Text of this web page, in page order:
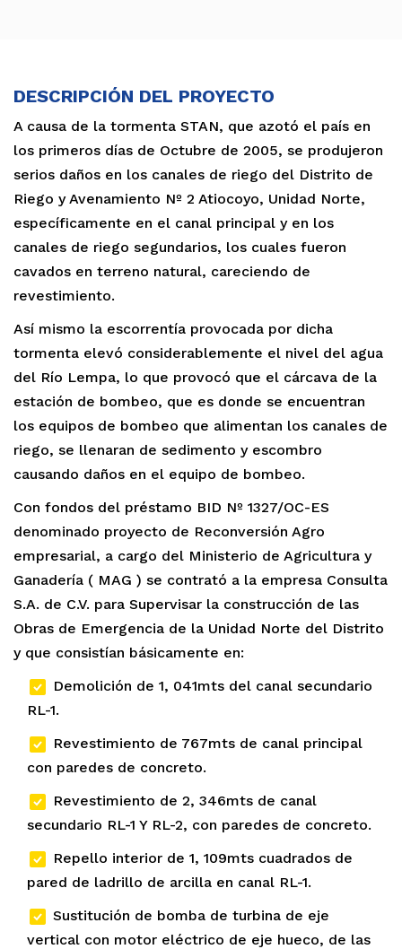
DESCRIPCIÓN DEL PROYECTO
A causa de la tormenta STAN, que azotó el país en
los primeros días de Octubre de 2005, se produjeron
serios daños en los canales de riego del Distrito de
Riego y Avenamiento Nº 2 Atiocoyo, Unidad Norte,
específicamente en el canal principal y en los
canales de riego segundarios, los cuales fueron
cavados en terreno natural, careciendo de
revestimiento.
Así mismo la escorrentía provocada por dicha
tormenta elevó considerablemente el nivel del agua
del Río Lempa, lo que provocó que el cárcava de la
estación de bombeo, que es donde se encuentran
los equipos de bombeo que alimentan los canales de
riego, se llenaran de sedimento y escombro
causando daños en el equipo de bombeo.
Con fondos del préstamo BID Nº 1327/OC-ES
denominado proyecto de Reconversión Agro
empresarial, a cargo del Ministerio de Agricultura y
Ganadería ( MAG ) se contrató a la empresa Consulta
S.A. de C.V. para Supervisar la construcción de las
Obras de Emergencia de la Unidad Norte del Distrito
y que consistían básicamente en:
Demolición de 1, 041mts del canal secundario
RL-1.
Revestimiento de 767mts de canal principal
con paredes de concreto.
Revestimiento de 2, 346mts de canal
secundario RL-1 Y RL-2, con paredes de concreto.
Repello interior de 1, 109mts cuadrados de
pared de ladrillo de arcilla en canal RL-1.
Sustitución de bomba de turbina de eje
vertical con motor eléctrico de eje hueco, de las